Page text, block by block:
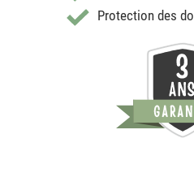
Protection des